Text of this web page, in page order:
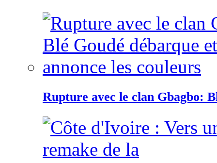
Rupture avec le clan Gbagbo: